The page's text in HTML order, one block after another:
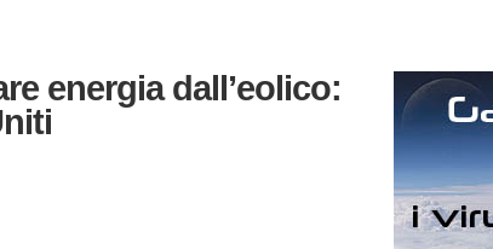
energia dall’eolico: